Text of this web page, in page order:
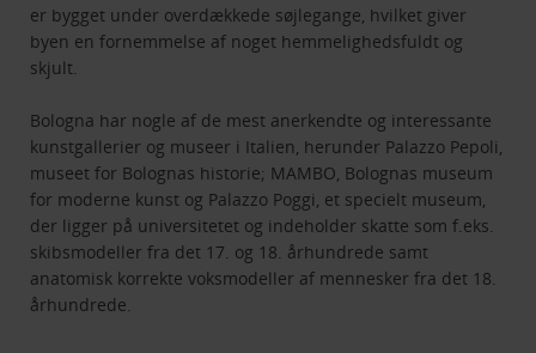
er bygget under overdækkede søjlegange, hvilket giver
byen en fornemmelse af noget hemmelighedsfuldt og
skjult.
Bologna har nogle af de mest anerkendte og interessante
kunstgallerier og museer i Italien, herunder Palazzo Pepoli,
museet for Bolognas historie; MAMBO, Bolognas museum
for moderne kunst og Palazzo Poggi, et specielt museum,
der ligger på universitetet og indeholder skatte som f.eks.
skibsmodeller fra det 17. og 18. århundrede samt
anatomisk korrekte voksmodeller af mennesker fra det 18.
århundrede.